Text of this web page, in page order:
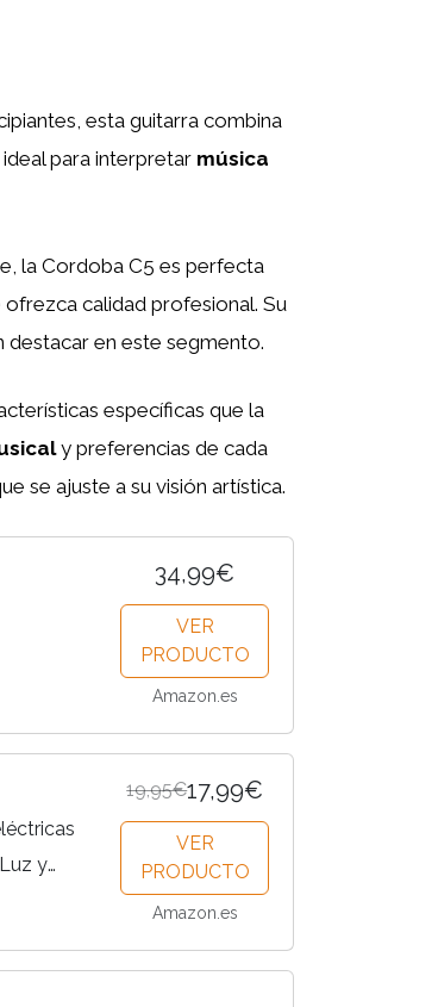
esta guitarra combina
para interpretar música
la Cordoba C5 es perfecta
ofrezca calidad profesional. Su
destacar en este segmento.
específicas que la
y preferencias de cada
se ajuste a su visión artística.
34,99€
VER
PRODUCTO
Amazon.es
y
19,95€17,99€
VER
PRODUCTO
Amazon.es